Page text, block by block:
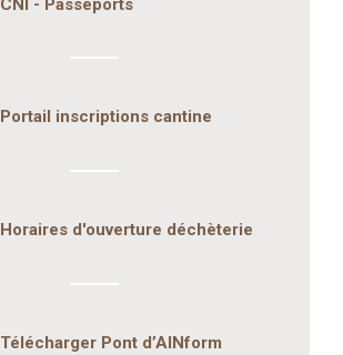
CNI - Passeports
Portail inscriptions cantine
Horaires d'ouverture déchèterie
Télécharger Pont d’AINform